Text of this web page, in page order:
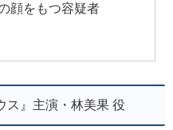
顔をもつ容疑者
ス』主演・林美果 役